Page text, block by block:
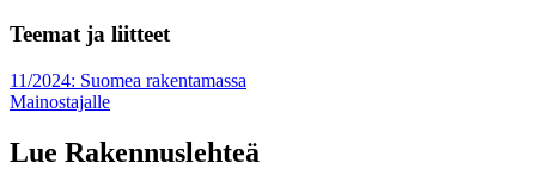
Teemat ja liitteet
11/2024: Suomea rakentamassa
Mainostajalle
Lue Rakennuslehteä